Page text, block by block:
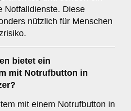
Notfalldienste. Diese
nützlich für Menschen
bietet ein
mit Notrufbutton in
mit einem Notrufbutton in